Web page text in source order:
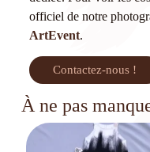
officiel de notre
ArtEvent.
Contactez-nous !
À ne pas